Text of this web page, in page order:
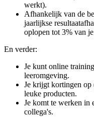
werkt).
Afhankelijk van de
jaarlijkse
oplopen tot 3% van
En verder:
Je kunt online
leeromgeving.
Je krijgt kortingen op
leuke producten.
Je komt te werken in
collega's.